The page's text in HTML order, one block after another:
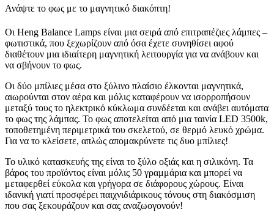
Ανάψτε το φως με το μαγνητικό διακόπτη!
Οι Heng Balance Lamps είναι μια σειρά από επιτραπέζιες λάμπες –
φωτιστικά, που ξεχωρίζουν από όσα έχετε συνηθίσει αφού
διαθέτουν μια ιδιαίτερη μαγνητική λειτουργία για να ανάβουν και
να σβήνουν το φως.
Οι δύο μπίλιες μέσα στο ξύλινο πλαίσιο έλκονται μαγνητικά,
αιωρούνται στον αέρα και μόλις καταφέρουν να ισορροπήσουν
μεταξύ τους το ηλεκτρικό κύκλωμα συνδέεται και ανάβει αυτόματα
το φως της λάμπας. Το φως αποτελείται από μια ταινία LED 3500k,
τοποθετημένη περιμετρικά του σκελετού, σε θερμό λευκό χρώμα.
Για να το κλείσετε, απλώς απομακρύνετε τις δυο μπίλιες!
Το υλικό κατασκευής της είναι το ξύλο οξιάς και η σιλικόνη. Τα
βάρος του προϊόντος είναι μόλις 50 γραμμάρια και μπορεί να
μεταφερθεί εύκολα και γρήγορα σε διάφορους χώρους. Είναι
ιδανική γιατί προσφέρει παιχνιδιάρικους τόνους στη διακόσμιση
που σας ξεκουράζουν και σας αναζωογονούν!